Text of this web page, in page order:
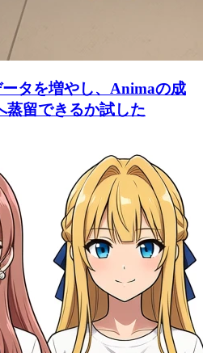
タを増やし、Animaの成
蒸留できるか試した